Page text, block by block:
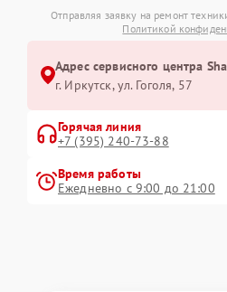
Отправляя заявку на ремонт
Политикой
Адрес сервисного центра
г. Иркутск, ул. ​Гоголя, 57
Горячая линия
+7 (395) 240-73-88
Время работы
Ежедневно с 9:00 до 21:00